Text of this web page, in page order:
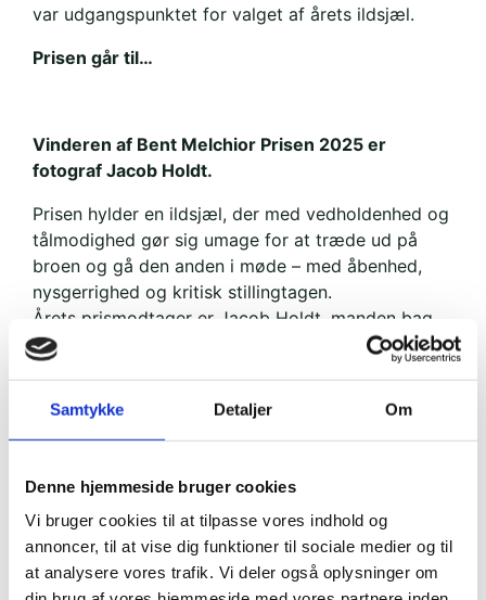
Samtykke Detaljer Om
Denne hjemmeside bruger cookies
Vi bruger cookies til at tilpasse vores indhold og
annoncer, til at vise dig funktioner til sociale medier og til
at analysere vores trafik. Vi deler også oplysninger om
var udgangspunktet for valget af årets ildsjæl.
Prisen går til…
Vinderen af Bent Melchior Prisen 2025 er
fotograf Jacob Holdt.
Prisen hylder en ildsjæl, der med vedholdenhed og
tålmodighed gør sig umage for at træde ud på
broen og gå den anden i møde – med åbenhed,
nysgerrighed og kritisk stillingtagen.
Årets prismodtager er Jacob Holdt, manden bag
Amerikanske Billeder og en ildsjæl, der om nogen
har viet sit liv til brobygning på tværs af kulturer.
Som tidligere Bent Melchior Prismodtager (2024)
Sarah Smed sagde i sin motivationstale:
“Årets prismodtager er et menneske, som gennem
imponerende rolig puls, et medmenneskeligt
nærvær, en forbilledlig handlekraft og utrættelig
fortællelyst, har mindet os alle om, at møder